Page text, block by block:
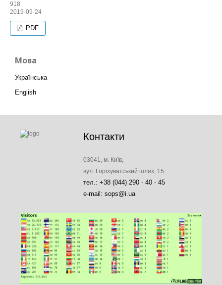
918
2019-09-24
PDF
Мова
Українська
English
Контакти
03041, м. Київ,
вул. Горіхуватський шлях, 15
тел.: +38 (044) 290 - 40 - 45
e-mail: sops@i.ua